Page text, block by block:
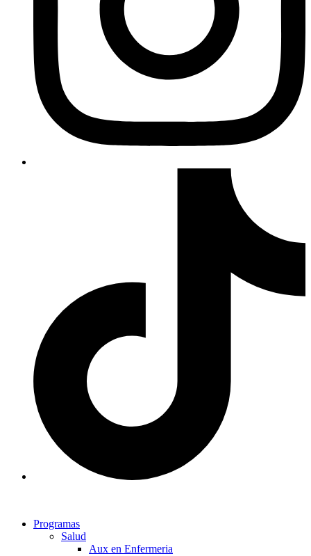
Programas
Salud
Aux en Enfermeria